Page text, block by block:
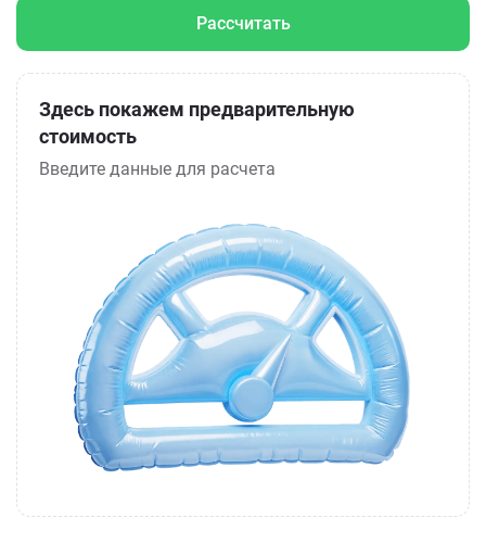
Рассчитать
Здесь покажем предварительную
стоимость
Введите данные для расчета